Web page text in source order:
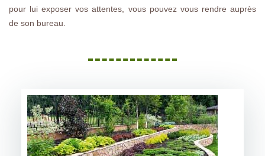
pour lui exposer vos attentes, vous pouvez vous rendre auprès
de son bureau.